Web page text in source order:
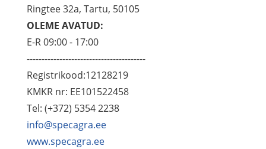
Ringtee 32a, Tartu, 50105
OLEME AVATUD:
E-R 09:00 - 17:00
----------------------------------------
Registrikood:12128219
KMKR nr: EE101522458
Tel: (+372) 5354 2238
info@specagra.ee
www.specagra.ee